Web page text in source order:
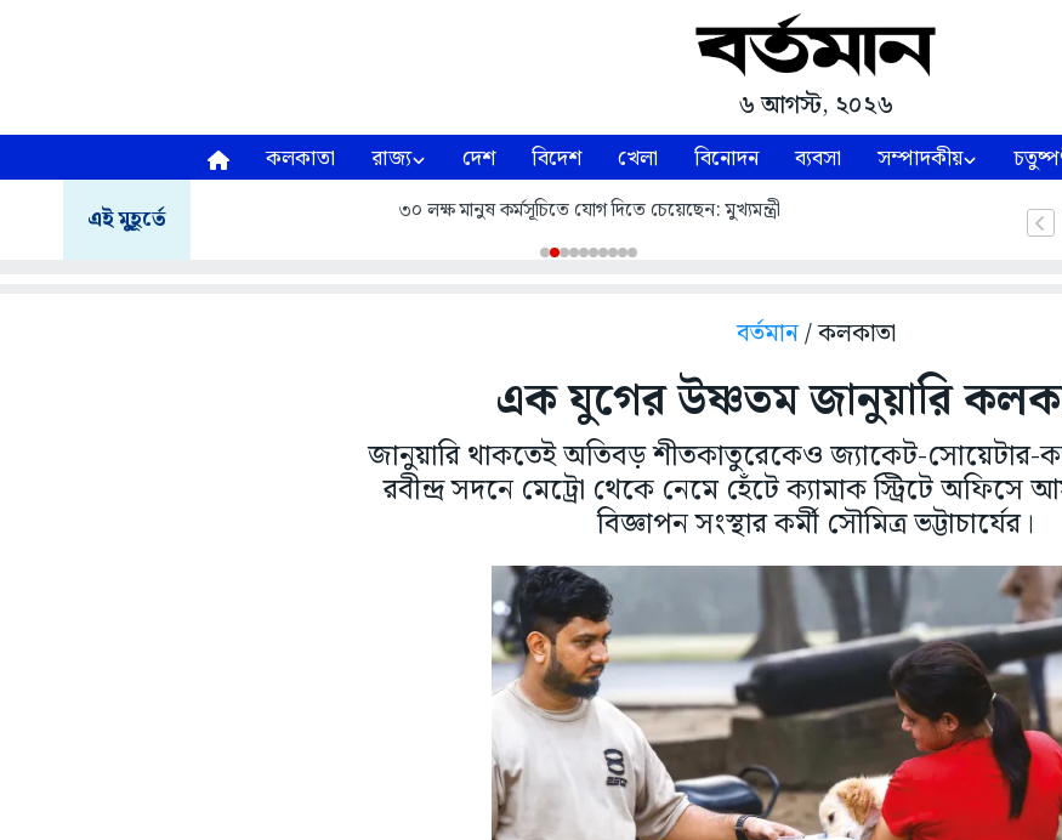
৬ আগস্ট, ২০২৬
কলকাতা রাজ্য দেশ বিদেশ খেলা বিনোদন ব্যবসা সম্পাদকীয়
এই মুহূর্তে ৩০ লক্ষ মানুষ কর্মসূচিতে যোগ দিতে চেয়েছেন: মুখ্যমন্ত্রী
বর্তমান/ কলকাতা
এক যুগের উষ্ণতম জানুয়ারি
জানুয়ারি থাকতেই অতিবড় শীতকাতুরেকেও জ্যাকেট-সোয়েটার-
রবীন্দ্র সদনে মেট্রো থেকে নেমে হেঁটে ক্যামাক স্ট্রিটে অফিসে
বিজ্ঞাপন সংস্থার কর্মী সৌমিত্র ভট্টাচার্যের।